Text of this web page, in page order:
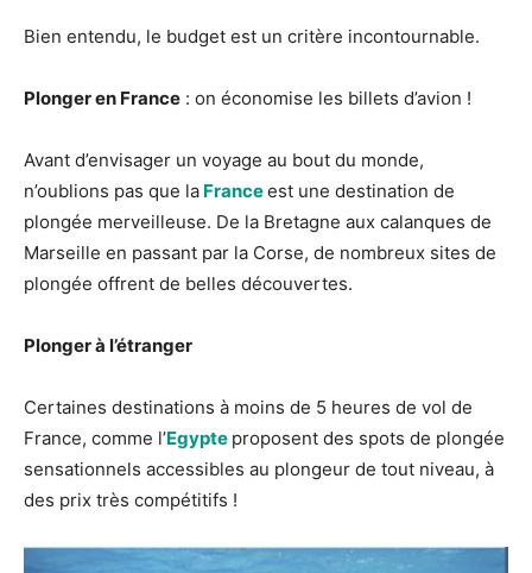
Bien entendu, le budget est un critère incontournable.
Plonger en France : on économise les billets d’avion !
Avant d’envisager un voyage au bout du monde,
n’oublions pas que la Franceest une destination de
plongée merveilleuse. De la Bretagne aux calanques de
Marseille en passant par la Corse, de nombreux sites de
plongée offrent de belles découvertes.
Plonger à l’étranger
Certaines destinations à moins de 5 heures de vol de
France, comme l’Egypte proposent des spots de plongée
sensationnels accessibles au plongeur de tout niveau, à
des prix très compétitifs !